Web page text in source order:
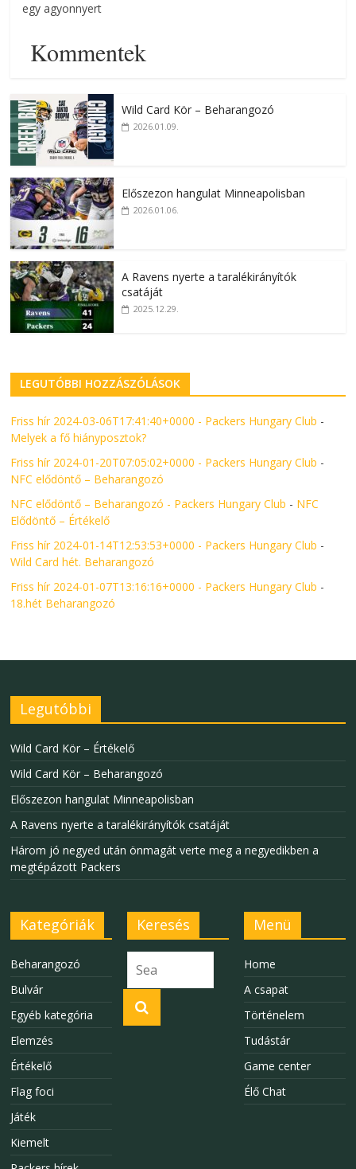
egy agyonnyert
Kommentek
Wild Card Kör – Beharangozó
2026.01.09.
Előszezon hangulat Minneapolisban
2026.01.06.
A Ravens nyerte a taralékirányítók
csatáját
2025.12.29.
LEGUTÓBBI HOZZÁSZÓLÁSOK
Friss hír 2024-03-06T17:41:40+0000 - Packers Hungary Club -
Melyek a fő hiányposztok?
Friss hír 2024-01-20T07:05:02+0000 - Packers Hungary Club -
NFC elődöntő – Beharangozó
NFC elődöntő – Beharangozó - Packers Hungary Club - NFC
Elődöntő – Értékelő
Friss hír 2024-01-14T12:53:53+0000 - Packers Hungary Club -
Wild Card hét. Beharangozó
Friss hír 2024-01-07T13:16:16+0000 - Packers Hungary Club -
18.hét Beharangozó
Legutóbbi
Wild Card Kör – Értékelő
Wild Card Kör – Beharangozó
Előszezon hangulat Minneapolisban
A Ravens nyerte a taralékirányítók csatáját
Három jó negyed után önmagát verte meg a negyedikben a
megtépázott Packers
Kategóriák
Beharangozó
Bulvár
Egyéb kategória
Elemzés
Értékelő
Flag foci
Játék
Kiemelt
Keresés Menü
Home
A csapat
Történelem
Tudástár
Game center
Élő Chat